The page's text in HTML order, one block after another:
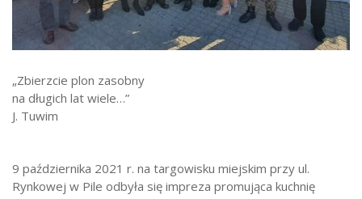
Strefa ucznia
Rekrutacja
„Zbierzcie plon zasobny
na długich lat wiele…”
J. Tuwim
9 października 2021 r. na targowisku miejskim przy ul.
Rynkowej w Pile odbyła się impreza promująca kuchnię